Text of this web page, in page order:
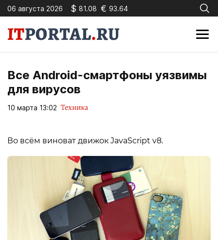
06 августа 2026 $ 81.08 € 93.64
Все Android-смартфоны уязвимы
для вирусов
10 марта 13:02 Техника
Во всём виноват движок JavaScript v8.